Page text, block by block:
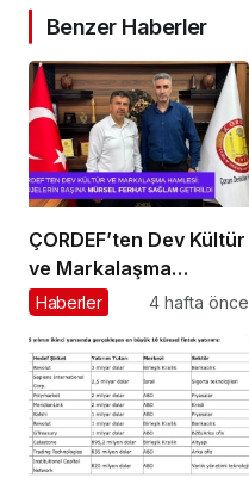
Benzer Haberler
ÇORDEF’ten Dev Kültür
ve Markalaşma
Hamlesi: Projelerin
Sağlam Getirildi
Haberler 4 hafta önce